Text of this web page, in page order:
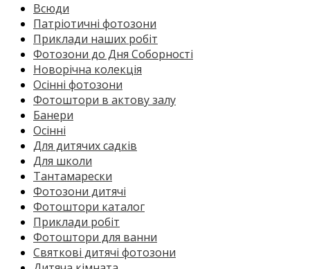
Всюди
Патріотичні фотозони
Приклади наших робіт
Фотозони до Дня Соборності
Новорічна колекція
Осінні фотозони
Фотоштори в актову залу
Банери
Осінні
Для дитячих садків
Для школи
Тантамарески
Фотозони дитячі
Фотоштори каталог
Приклади робіт
Фотоштори для ванни
Святкові дитячі фотозони